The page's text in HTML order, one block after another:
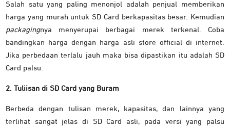
Salah satu yang paling menonjol adalah penjual memberikan
harga yang murah untuk SD Card berkapasitas besar. Kemudian
packagingnya menyerupai berbagai merek terkenal. Coba
bandingkan harga dengan harga asli store official di internet.
Jika perbedaan terlalu jauh maka bisa dipastikan itu adalah SD
Card palsu.
2. Tuliisan di SD Card yang Buram
Berbeda dengan tulisan merek, kapasitas, dan lainnya yang
terlihat sangat jelas di SD Card asli, pada versi yang palsu